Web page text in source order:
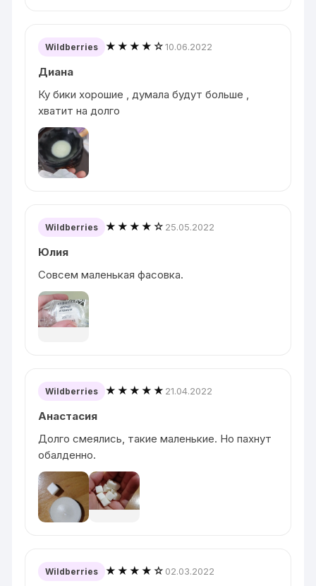
Wildberries ★★★★☆10.06.2022
Диана
Ку бики хорошие , думала будут больше ,
хватит на долго
Wildberries ★★★★☆ 25.05.2022
Юлия
Совсем маленькая фасовка.
Wildberries ★★★★★ 21.04.2022
Анастасия
Долго смеялись, такие маленькие. Но пахнут
обалденно.
Wildberries ★★★★☆ 02.03.2022